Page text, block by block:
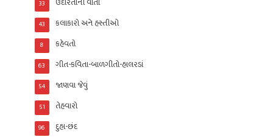
33
કલાકારો અને હસ્તીઓ
43
કહેવતો
8
ગીત-કવિતા-બાળગીતો-હાલરડાં
63
જાણવા જેવું
54
તેહવારો
51
દુહા-છંદ
96